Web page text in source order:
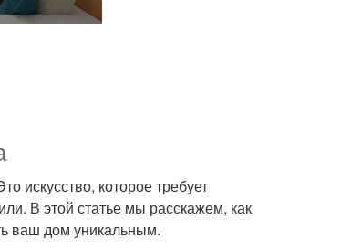
искусство, которое требует
В этой статье мы расскажем, как
ваш дом уникальным.